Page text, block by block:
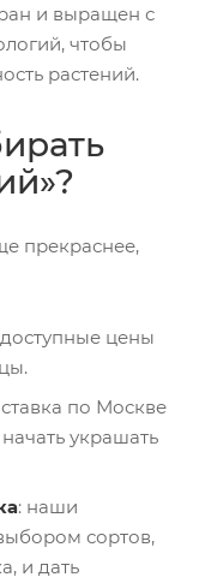
и выращен с
чтобы
растений.
прекраснее,
доступные цены
по Москве
украшать
: наши
сортов,
и дать